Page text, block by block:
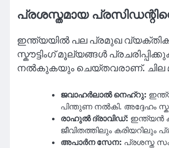
പ്രശസ്തമായ
ഇന്ത്യയിൽ പല പ്രമുഖ
സ്കൗട്ടിംഗ് മൂല്യങ്ങൾ
നൽകുകയും ചെയ്തവരാണ്. ചില
ജവാഹർലാൽ നെഹ്റു:
പിന്തുണ നൽകി. അദ്ദേഹം
രാഹുൽ ദ്രാവിഡ്: ഇന്ത്യൻ
ജീവിതത്തിലും കരിയറിലും
അപാർന സേന: പ്രശസ്ത